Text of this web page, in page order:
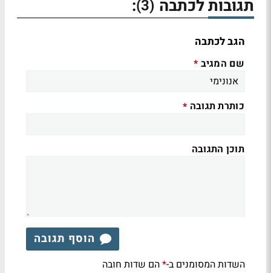
תגובות לכתבה (3)
:
הגב לכתבה
שם המגיב *
כותרת תגובה *
תוכן התגובה
הוסף תגובה
השדות המסומנים ב-*הם שדות חובה